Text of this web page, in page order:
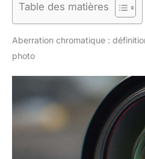
Table des matières
Aberration chromatique :
photo